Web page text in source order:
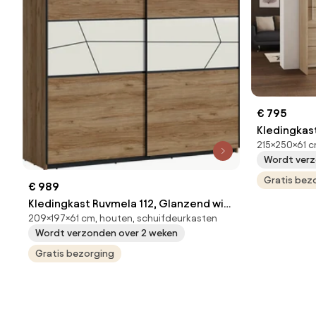
€ 989
Kledingkast Ruvmela 112, Glanzend wit,
Zwart, Catania eiken, 209x197x61cm,
203 kg, Kledingkast deuren: Schuivend
209×197×61 cm, houten, schuifdeurkasten
Wordt verzonden over 2 weken
Gratis bezorging
€ 795
deuren:
Aantal
215×250×61
Wordt
Gratis